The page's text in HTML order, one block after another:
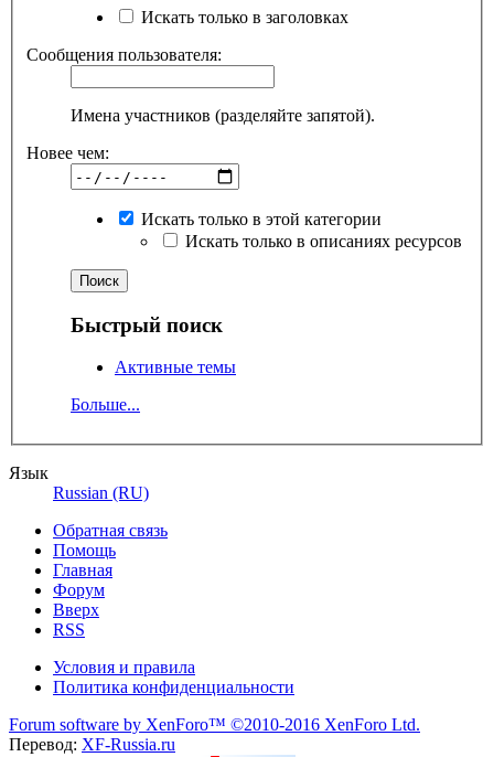
Искать только в заголовках
Сообщения пользователя:
Имена участников (разделяйте запятой).
Новее чем:
Искать только в этой категории
Искать только в описаниях ресурсов
Быстрый поиск
Активные темы
Больше...
Язык
Russian (RU)
Обратная связь
Помощь
Главная
Форум
Вверх
RSS
Условия и правила
Политика конфиденциальности
Forum software by XenForo™ ©2010-2016 XenForo Ltd.
Перевод: XF-Russia.ru